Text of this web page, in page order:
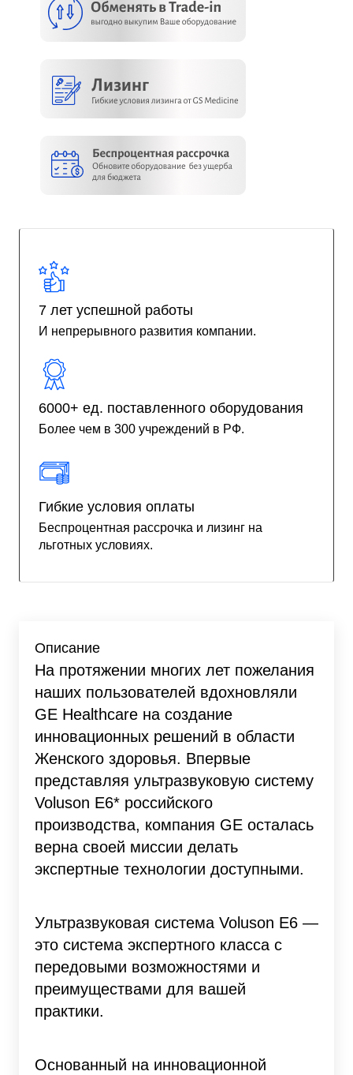
7 лет успешной работы
И непрерывного развития компании.
6000+ ед. поставленного оборудования
Более чем в 300 учреждений в РФ.
Гибкие условия оплаты
Беспроцентная рассрочка и лизинг на
льготных условиях.
Описание
На протяжении многих лет пожелания
наших пользователей вдохновляли
GE Healthcare на создание
инновационных решений в области
Женского здоровья. Впервые
представляя ультразвуковую систему
Voluson E6* российского
производства, компания GE осталась
верна своей миссии делать
экспертные технологии доступными.
Ультразвуковая система Voluson E6 —
это система экспертного класса с
передовыми возможностями и
преимуществами для вашей
практики.
Основанный на инновационной